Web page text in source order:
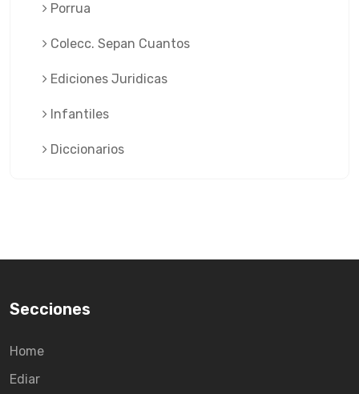
Porrua
Colecc. Sepan Cuantos
Ediciones Juridicas
Infantiles
Diccionarios
Secciones
Home
Ediar